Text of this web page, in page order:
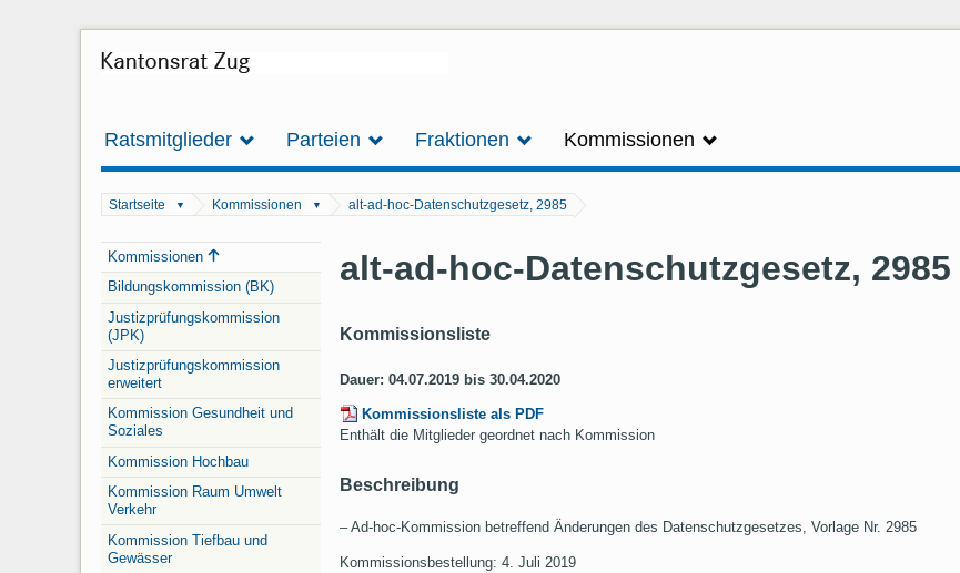
Ratsmitglieder Parteien Fraktionen Kommissionen
Startseite ▼ Kommissionen ▼ alt-ad-hoc-Datenschutzgesetz, 2985
Navigation
Kommissionen
Bildungskommission (BK)
Justizprüfungskommission
(JPK)
Justizprüfungskommission
erweitert
Kommission Gesundheit und
Soziales
Kommission Hochbau
Kommission Raum Umwelt
Verkehr
Kommission Tiefbau und
Gewässer
alt-ad-hoc-Datenschutzgesetz, 2985
Kommissionsliste
Dauer: 04.07.2019 bis 30.04.2020
Kommissionsliste als PDF
Enthält die Mitglieder geordnet nach Kommission
Beschreibung
– Ad-hoc-Kommission betreffend Änderungen des Datenschutzgesetzes, Vorlage Nr. 2985
Kommissionsbestellung: 4. Juli 2019